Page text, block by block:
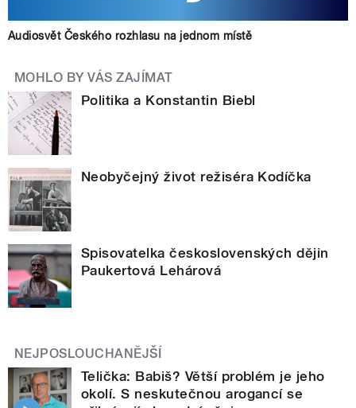
Audiosvět Českého rozhlasu na jednom místě
MOHLO BY VÁS ZAJÍMAT
Politika a Konstantin Biebl
Neobyčejný život režiséra Kodíčka
Spisovatelka československých dějin
Paukertová Lehárová
NEJPOSLOUCHANĚJŠÍ
Telička: Babiš? Větší problém je jeho
okolí. S neskutečnou arogancí se